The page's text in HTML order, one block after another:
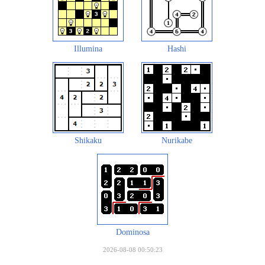
Illumina Hashi
Shikaku Nurikabe
Dominosa
2026-08-08 00:50:23